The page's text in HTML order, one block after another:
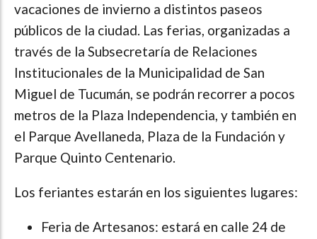
vacaciones de invierno a distintos paseos
públicos de la ciudad. Las ferias, organizadas a
través de la Subsecretaría de Relaciones
Institucionales de la Municipalidad de San
Miguel de Tucumán, se podrán recorrer a pocos
metros de la Plaza Independencia, y también en
el Parque Avellaneda, Plaza de la Fundación y
Parque Quinto Centenario.
Los feriantes estarán en los siguientes lugares:
Feria de Artesanos: estará en calle 24 de